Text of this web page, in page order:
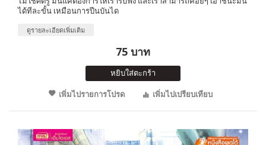
ได้ทีละขั้น เหมือนการปีนบันได
ดูรายละเอียดเพิ่มเติม
75 บาท
หยิบใส่ตะกร้า
เพิ่มไปรายการโปรด
เพิ่มไปเปรียบเทียบ